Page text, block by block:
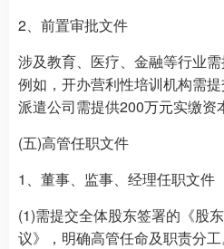
2、前置审批文件
涉及教育、医疗、金融等行业需
例如，开办营利性培训机构需
派遣公司需提供200万元实缴资
(五)高管任职文件
1、董事、监事、经理任职文件
(1)需提交全体股东签署的《股
议》，明确高管任命及职责分工